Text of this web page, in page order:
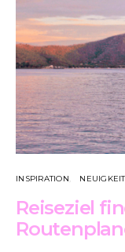
INSPIRATION
Reiseziel